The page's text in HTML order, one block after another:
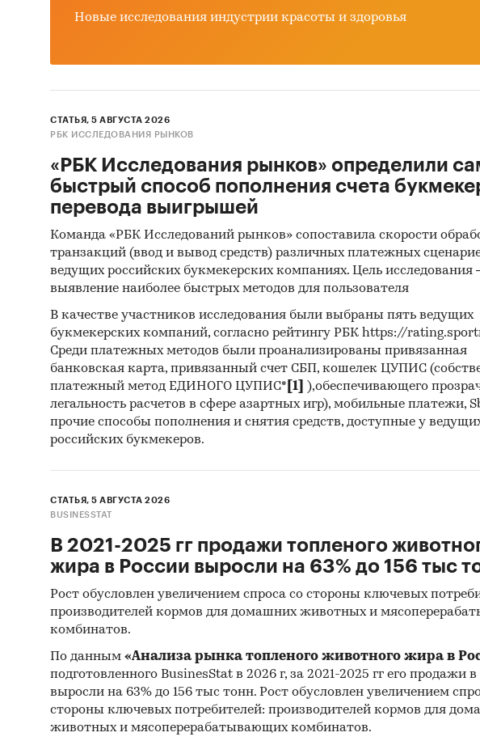
Новые исследования индустрии красоты и здоровья
СТАТЬЯ, 5 АВГУСТА 2026
РБК ИССЛЕДОВАНИЯ РЫНКОВ
«РБК Исследования рынков» определили
быстрый способ пополнения счета
перевода выигрышей
Команда «РБК Исследований рынков» сопоставила скорости
транзакций (ввод и вывод средств) различных платежных
ведущих российских букмекерских компаниях. Цель исследования
выявление наиболее быстрых методов для пользователя
В качестве участников исследования были выбраны пять ведущих
букмекерских компаний, согласно рейтингу РБК https://
Среди платежных методов были проанализированы привязанная
банковская карта, привязанный счет СБП, кошелек ЦУПИС
платежный метод ЕДИНОГО ЦУПИС* [1]
),обеспечивающего
легальность расчетов в сфере азартных игр), мобильные платежи,
прочие способы пополнения и снятия средств, доступные у
российских букмекеров.
СТАТЬЯ, 5 АВГУСТА 2026
BUSINESSTAT
В 2021-2025 гг продажи топленого
жира в России выросли на 63% до 156 тыс
Рост обусловлен увеличением спроса со стороны ключевых
производителей кормов для домашних животных и
комбинатов.
По данным «Анализа рынка топленого животного жира в
подготовленного BusinesStat в 2026 г, за 2021-2025 гг его продажи в
выросли на 63% до 156 тыс тонн. Рост обусловлен увеличением
стороны ключевых потребителей: производителей кормов для
животных и мясоперерабатывающих комбинатов.